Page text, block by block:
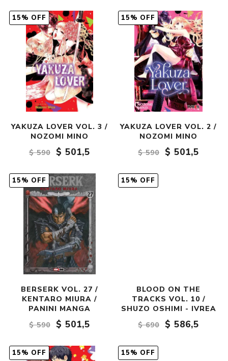
15% OFF
YAKUZA LOVER VOL. 3 /
NOZOMI MINO
$ 590
$ 501,5
15% OFF
YAKUZA LOVER VOL. 2 /
NOZOMI MINO
$ 590
$ 501,5
15% OFF
BERSERK VOL. 27 /
KENTARO MIURA /
PANINI MANGA
$ 590
$ 501,5
15% OFF
BLOOD ON THE
TRACKS VOL. 10 /
SHUZO OSHIMI - IVREA
$ 690
$ 586,5
15% OFF 15% OFF